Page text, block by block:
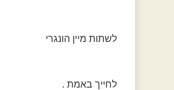
לשתות מיין הונגרי
לחייך באמת .